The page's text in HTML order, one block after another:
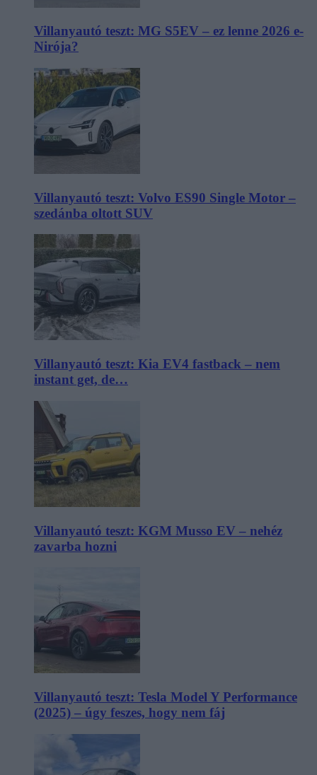
Villanyautó teszt: MG S5EV – ez lenne 2026 e-
Nirója?
Villanyautó teszt: Volvo ES90 Single Motor –
szedánba oltott SUV
Villanyautó teszt: Kia EV4 fastback – nem
instant get, de…
Villanyautó teszt: KGM Musso EV – nehéz
zavarba hozni
Villanyautó teszt: Tesla Model Y Performance
(2025) – úgy feszes, hogy nem fáj